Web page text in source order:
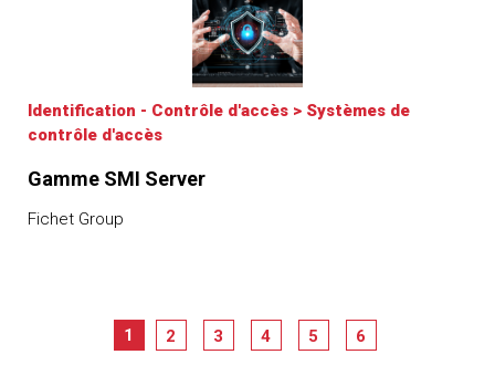
Identification - Contrôle d'accès > Systèmes de
contrôle d'accès
Gamme SMI Server
Fichet Group
1 2 3 4 5 6